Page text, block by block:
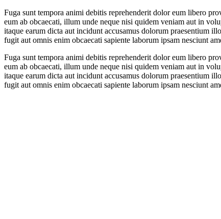
Fuga sunt tempora animi debitis reprehenderit dolor eum libero
eum ab obcaecati, illum unde neque nisi quidem veniam aut in
itaque earum dicta aut incidunt accusamus dolorum praesentium
fugit aut omnis enim obcaecati sapiente laborum ipsam nesciunt
Fuga sunt tempora animi debitis reprehenderit dolor eum libero
eum ab obcaecati, illum unde neque nisi quidem veniam aut in
itaque earum dicta aut incidunt accusamus dolorum praesentium
fugit aut omnis enim obcaecati sapiente laborum ipsam nesciunt